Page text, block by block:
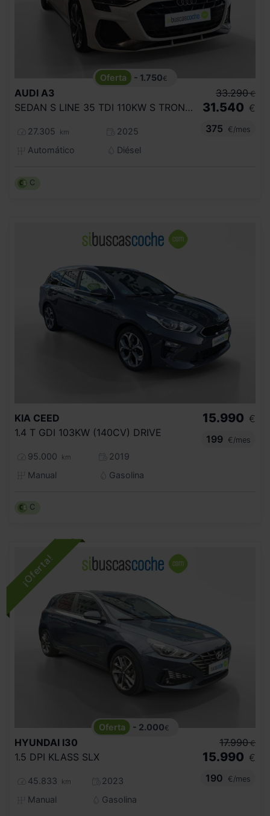
- 1.750€
AUDI A3
SEDAN S LINE 35 TDI 110KW S TRONIC
27.305 km
2025
Automático
Diésel
33.290 €
31.540 €
375
€/mes
C
KIA CEED
1.4 T GDI 103KW (140CV) DRIVE
95.000 km
2019
Manual
Gasolina
15.990 €
199
€/mes
C
- 2.000€
HYUNDAI I30
1.5 DPI KLASS SLX
45.833 km
2023
Manual
Gasolina
17.990 €
15.990 €
190
€/mes